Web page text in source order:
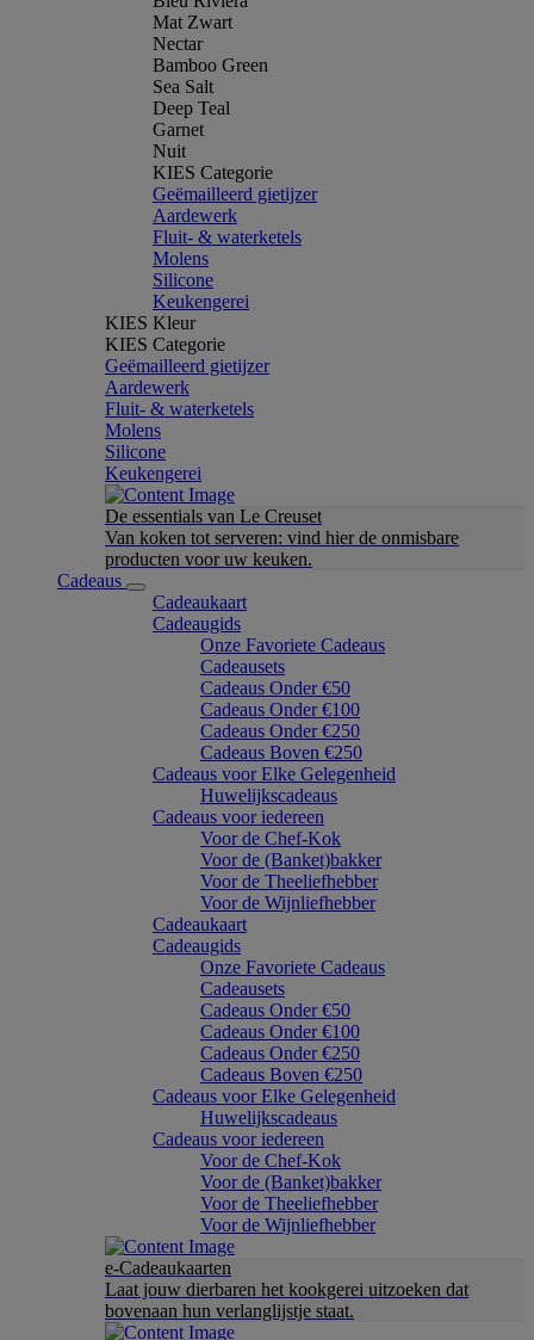
Mat Zwart
Nectar
Bamboo Green
Sea Salt
Deep Teal
Garnet
Nuit
KIES Categorie
Geëmailleerd gietijzer
Aardewerk
Fluit- & waterketels
Molens
Silicone
Keukengerei
KIES Kleur
KIES Categorie
Geëmailleerd gietijzer
Aardewerk
Fluit- & waterketels
Molens
Silicone
Keukengerei
De essentials van Le Creuset
Van koken tot serveren: vind hier de onmisbare
producten voor uw keuken.
Cadeaus
Cadeaukaart
Cadeaugids
Onze Favoriete Cadeaus
Cadeausets
Cadeaus Onder €50
Cadeaus Onder €100
Cadeaus Onder €250
Cadeaus Boven €250
Cadeaus voor Elke Gelegenheid
Huwelijkscadeaus
Cadeaus voor iedereen
Voor de Chef-Kok
Voor de (Banket)bakker
Voor de Theeliefhebber
Voor de Wijnliefhebber
Cadeaukaart
Cadeaugids
Onze Favoriete Cadeaus
Cadeausets
Cadeaus Onder €50
Cadeaus Onder €100
Cadeaus Onder €250
Cadeaus Boven €250
Cadeaus voor Elke Gelegenheid
Huwelijkscadeaus
Cadeaus voor iedereen
Voor de Chef-Kok
Voor de (Banket)bakker
Voor de Theeliefhebber
Voor de Wijnliefhebber
e-Cadeaukaarten
Laat jouw dierbaren het kookgerei uitzoeken dat
bovenaan hun verlanglijstje staat.